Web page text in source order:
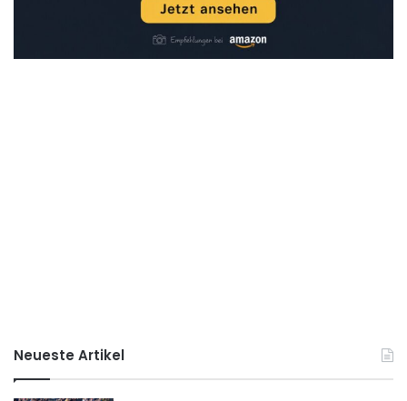
Neueste Artikel